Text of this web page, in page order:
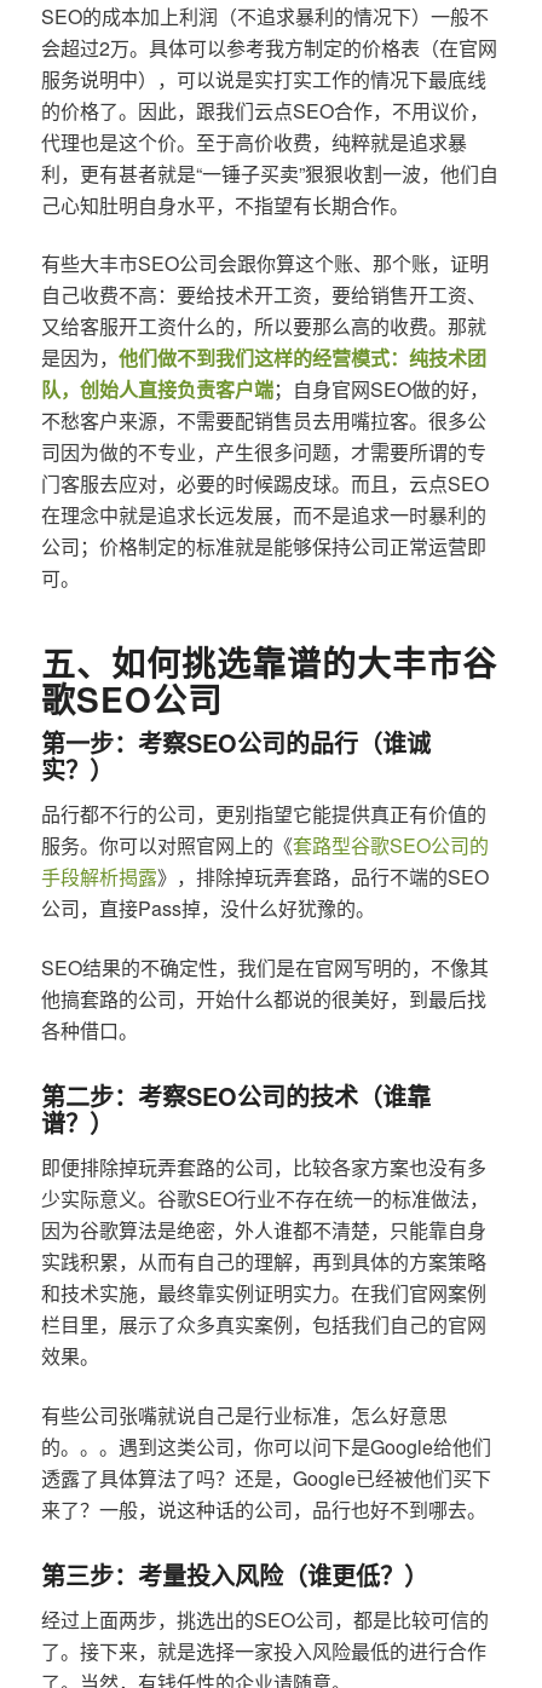
SEO的成本加上利润（不追求暴利的情况下）一般不
会超过2万。具体可以参考我方制定的价格表（在官网
服务说明中），可以说是实打实工作的情况下最底线
的价格了。因此，跟我们云点SEO合作，不用议价，
代理也是这个价。至于高价收费，纯粹就是追求暴
利，更有甚者就是“一锤子买卖”狠狠收割一波，他们自
己心知肚明自身水平，不指望有长期合作。
有些大丰市SEO公司会跟你算这个账、那个账，证明
自己收费不高：要给技术开工资，要给销售开工资、
又给客服开工资什么的，所以要那么高的收费。那就
是因为， 他们做不到我们这样的经营模式：纯技术团
队，创始人直接负责客户端；自身官网SEO做的好，
不愁客户来源，不需要配销售员去用嘴拉客。很多公
司因为做的不专业，产生很多问题，才需要所谓的专
门客服去应对，必要的时候踢皮球。而且，云点SEO
在理念中就是追求长远发展，而不是追求一时暴利的
公司；价格制定的标准就是能够保持公司正常运营即
可。
五、如何挑选靠谱的大丰市谷
歌SEO公司
第一步：考察SEO公司的品行（谁诚
实？）
品行都不行的公司，更别指望它能提供真正有价值的
服务。你可以对照官网上的《套路型谷歌SEO公司的
手段解析揭露》，排除掉玩弄套路，品行不端的SEO
公司，直接Pass掉，没什么好犹豫的。
SEO结果的不确定性，我们是在官网写明的，不像其
他搞套路的公司，开始什么都说的很美好，到最后找
各种借口。
第二步：考察SEO公司的技术（谁靠
谱？）
即便排除掉玩弄套路的公司，比较各家方案也没有多
少实际意义。谷歌SEO行业不存在统一的标准做法，
因为谷歌算法是绝密，外人谁都不清楚，只能靠自身
实践积累，从而有自己的理解，再到具体的方案策略
和技术实施，最终靠实例证明实力。在我们官网案例
栏目里，展示了众多真实案例，包括我们自己的官网
效果。
有些公司张嘴就说自己是行业标准，怎么好意思
的。。。遇到这类公司，你可以问下是Google给他们
透露了具体算法了吗？还是，Google已经被他们买下
来了？一般，说这种话的公司，品行也好不到哪去。
第三步：考量投入风险（谁更低？）
经过上面两步，挑选出的SEO公司，都是比较可信的
了。接下来，就是选择一家投入风险最低的进行合作